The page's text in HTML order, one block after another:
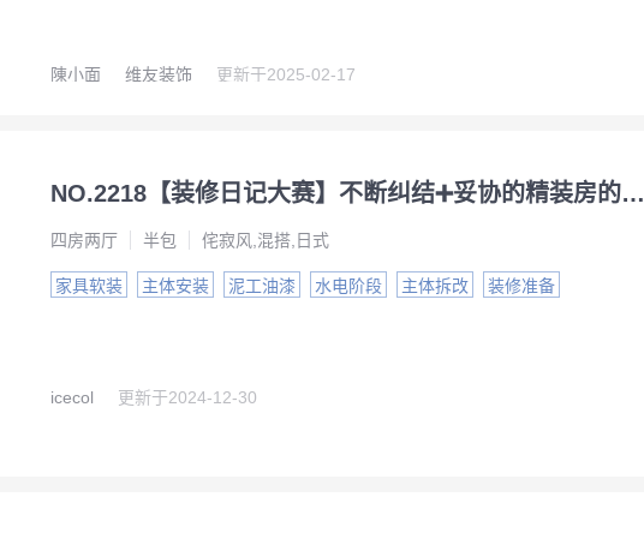
陳小面 维友装饰 更新于2025-02-17
NO.2218【装修日记大赛】不断纠结➕妥协的精装房的改造之路
四房两厅 半包 侘寂风,混搭,日式
家具软装 主体安装 泥工油漆 水电阶段 主体拆改 装修准备
icecol 更新于2024-12-30